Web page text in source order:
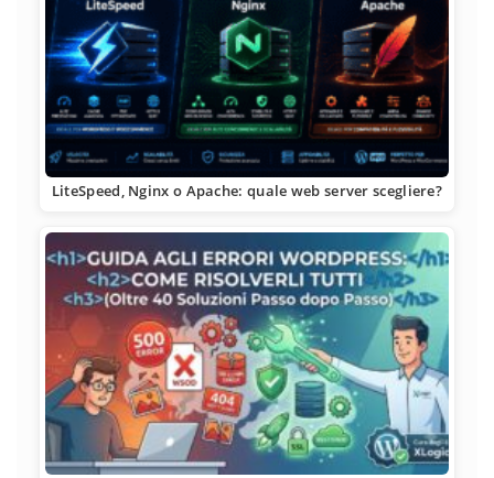
LiteSpeed, Nginx o Apache: quale web server scegliere?